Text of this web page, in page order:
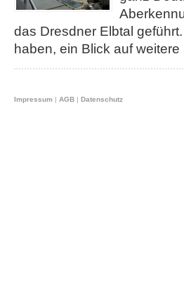
das Dresdner Elbtal
haben, ein Blick auf
Impressum | AGB | Datenschutz